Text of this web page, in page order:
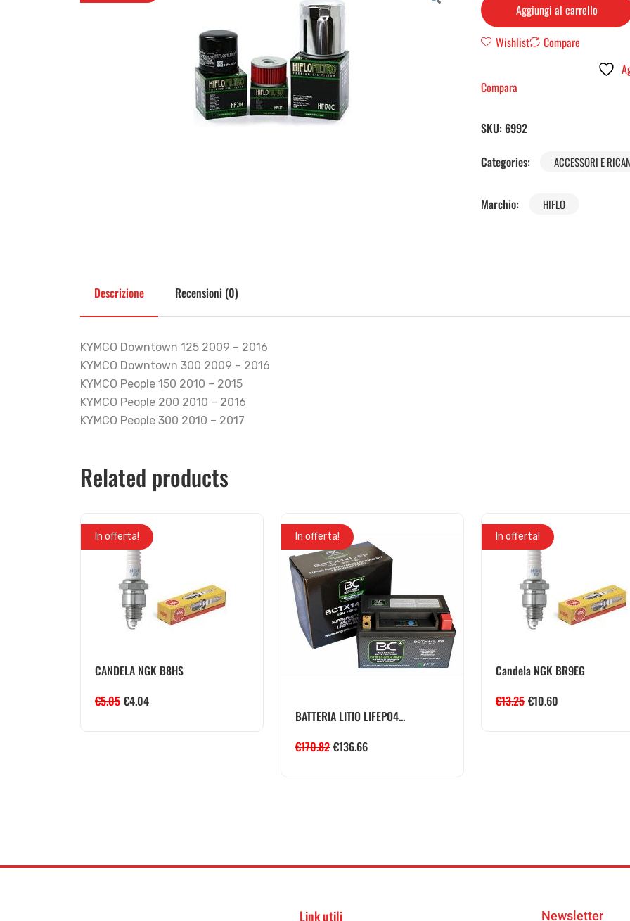
Aggiungi al carrello
Wishlist
Compare
Compara
SKU: 6992
Categories:
ACCESSORI E
Marchio: HIFLO
Descrizione Recensioni (0)
KYMCO Downtown 125 2009 – 2016
KYMCO Downtown 300 2009 – 2016
KYMCO People 150 2010 – 2015
KYMCO People 200 2010 – 2016
KYMCO People 300 2010 – 2017
Related products
In offerta!
CANDELA NGK B8HS
€5.05 €4.04
In offerta!
BATTERIA LITIO LIFEPO4...
€170.82 €136.66
In offerta!
Candela NGK BR9EG
€13.25 €10.60
Link utili Newsletter